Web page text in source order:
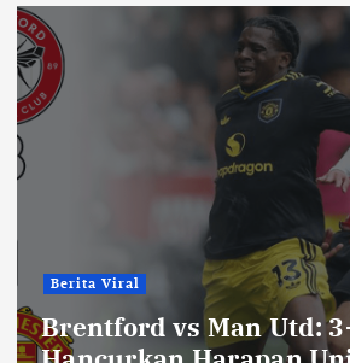
Berita Viral
Brentford vs Man Utd: